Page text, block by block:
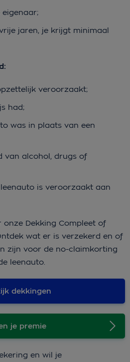
jaren, je krijgt minimaal
veroorzaakt;
had;
was in plaats van een
van alcohol, drugs of
is veroorzaakt aan
Dekking Compleet of
wat er is verzekerd en of
zijn voor de no-claimkorting
leenauto.
dekkingen
je premie
en wil je